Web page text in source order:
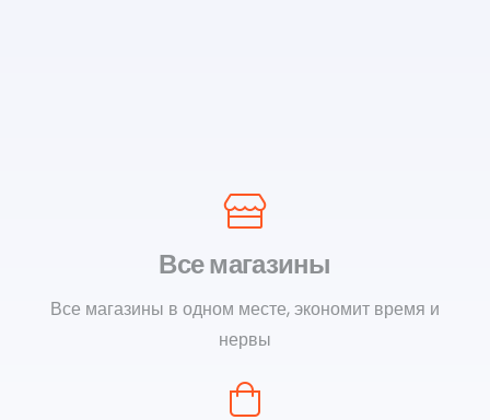
Все магазины
Все магазины в одном месте, экономит время и
нервы